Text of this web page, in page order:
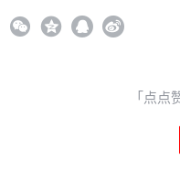
「点点